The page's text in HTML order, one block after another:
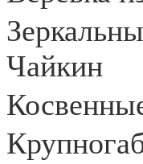
Чайкин